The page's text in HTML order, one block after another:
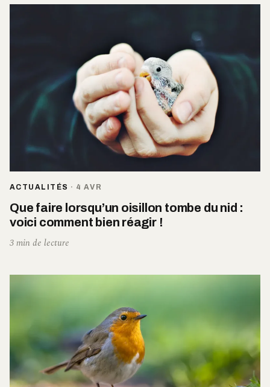
ACTUALITÉS · 4 AVR
Que faire lorsqu’un oisillon tombe du nid :
voici comment bien réagir !
3 min de lecture